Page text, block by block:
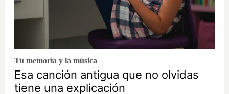
Tu memoria y la música
Esa canción antigua que no olvidas
tiene una explicación